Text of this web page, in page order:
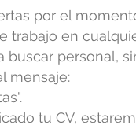
por el
trabajo en
buscar personal,
mensaje:
tu CV,